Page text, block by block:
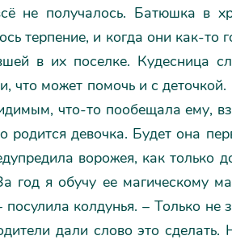
не получалось. Батюшка в
терпение, и когда они как-то
в их поселке. Кудесница
что может помочь и с
что-то пообещала ему,
родится девочка. Будет она
ворожея, как только
год я обучу ее магическому
колдунья. – Только не
дали слово это сделать.